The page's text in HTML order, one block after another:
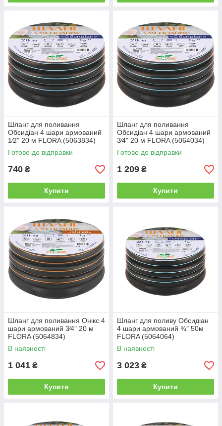
Шланг для поливання
Обсидіан 4 шари армований
1⁄2" 20 м FLORA (5063834)
Готово до відправки
740 ₴
Купити
Шланг для поливання
Обсидіан 4 шари армований
3⁄4" 20 м FLORA (5064034)
Готово до відправки
1 209 ₴
Купити
Шланг для поливання Онікс 4
шари армований 3⁄4" 20 м
FLORA (5064834)
В наявності
1 041 ₴
Купити
Шланг для поливу Обсидіан
4 шари армований ¾″ 50м
FLORA (5064064)
В наявності
3 023 ₴
Купити